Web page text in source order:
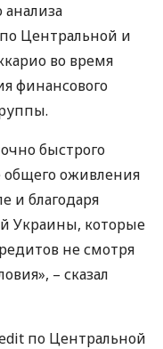
анализа
Центральной и
во время
финансового
быстрого
общего оживления
и благодаря
Украины, которые
не смотря
– сказал
по Центральной